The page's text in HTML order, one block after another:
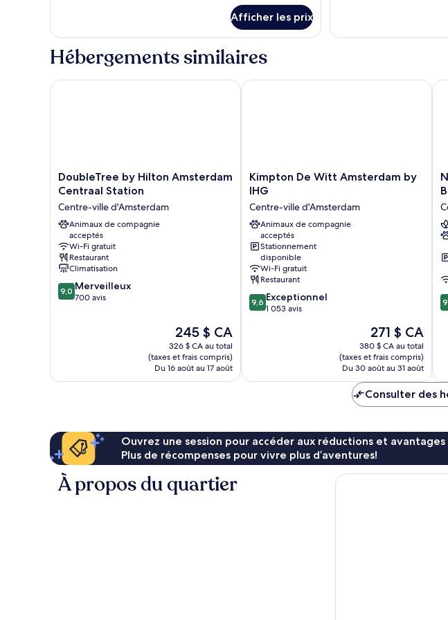
1
chambre
Suite,
chambre
Afficher les prix
Junior,
grand
1
Hébergements similaires
DoubleTree
by
Amsterdam
Centraal
Station
Centre-
ville
d'Amsterdam
DoubleTree by Hilton Amsterdam
Centraal Station
Centre-ville d'Amsterdam
Animaux de compagnie
acceptés
Wi-Fi gratuit
Restaurant
Climatisation
9.0
sur
9,0 Merveilleux
700 avis
Le
prix
est
de
245 $ CA
245 $ CA
326 $ CA au total
(taxes et frais compris)
Du 16 août au 17 août
DoubleTree by Hilton Amsterdam Centraal Station
Kimpton
De
Amsterdam
by
IHG
Centre-
ville
d'Amsterdam
Kimpton De Witt Amsterdam by
IHG
Centre-ville d'Amsterdam
Animaux de compagnie
acceptés
Stationnement
disponible
Wi-Fi gratuit
Restaurant
9.6
sur
9,6 Exceptionnel
1 053 avis
Le
prix
est
de
271 $ CA
271 $ CA
380 $ CA au total
(taxes et frais compris)
Du 30 août au 31 août
Kimpton De Witt Amsterdam by IHG
Consulter des
Ouvrez une session pour accéder aux réductions et avantages
Plus de récompenses pour vivre plus d’aventures!
À propos du quartier